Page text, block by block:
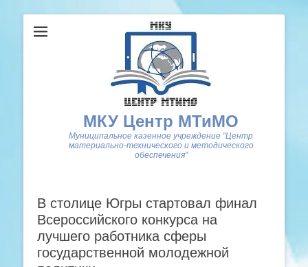
МКУ Центр МТиМО
Муниципальное казенное учреждение "Центр
материально-технического и методического
обеспечения"
В столице Югры стартовал финал
Всероссийского конкурса на
лучшего работника сферы
государственной молодежной